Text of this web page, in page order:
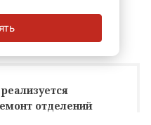
блок.
отделений